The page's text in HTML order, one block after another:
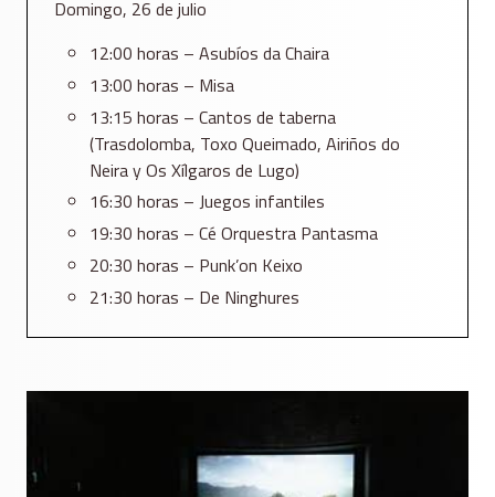
Domingo, 26 de julio
12:00 horas – Asubíos da Chaira
13:00 horas – Misa
13:15 horas – Cantos de taberna
(Trasdolomba, Toxo Queimado, Airiños do
Neira y Os Xílgaros de Lugo)
16:30 horas – Juegos infantiles
19:30 horas – Cé Orquestra Pantasma
20:30 horas – Punk’on Keixo
21:30 horas – De Ninghures